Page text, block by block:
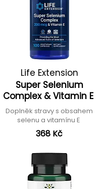
Life Extension
Super Selenium
Complex & Vitamin E
Doplněk stravy s obsahem
selenu a vitamínu E
368 Kč